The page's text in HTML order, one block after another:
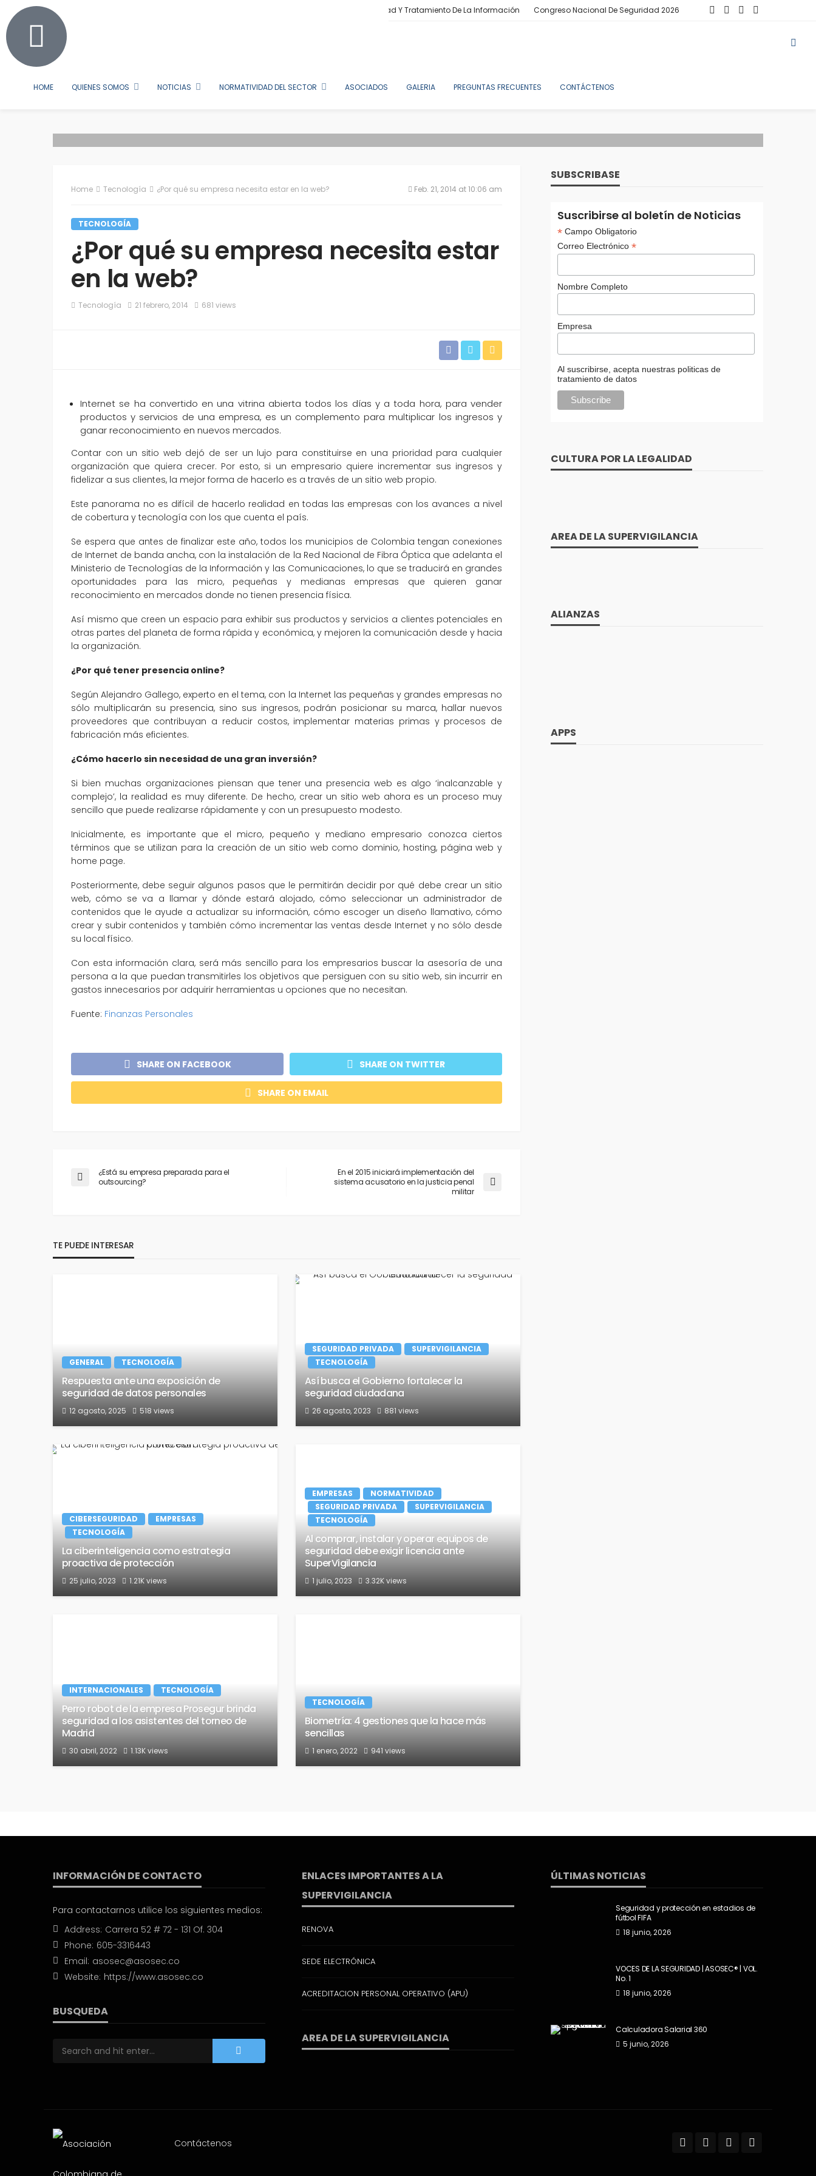
Políticas De Privacidad Y Tratamiento De La Información Congreso Nacional De Seguridad 2026
HOME QUIENES SOMOS NOTICIAS NORMATIVIDAD DEL SECTOR ASOCIADOS GALERIA PREGUNTAS FRECUENTES CONTÁCTENOS
Home Tecnología ¿Por qué su empresa necesita estar en la web? Feb. 21, 2014 at 10:06 am
TECNOLOGÍA
¿Por qué su empresa necesita estar
en la web?
Tecnología 21 febrero, 2014 681 views
Internet se ha convertido en una vitrina abierta todos los días y a toda hora, para vender
productos y servicios de una empresa, es un complemento para multiplicar los ingresos y
ganar reconocimiento en nuevos mercados.
Contar con un sitio web dejó de ser un lujo para constituirse en una prioridad para cualquier
organización que quiera crecer. Por esto, si un empresario quiere incrementar sus ingresos y
fidelizar a sus clientes, la mejor forma de hacerlo es a través de un sitio web propio.
Este panorama no es difícil de hacerlo realidad en todas las empresas con los avances a nivel
de cobertura y tecnología con los que cuenta el país.
Se espera que antes de finalizar este año, todos los municipios de Colombia tengan conexiones
de Internet de banda ancha, con la instalación de la Red Nacional de Fibra Óptica que adelanta el
Ministerio de Tecnologías de la Información y las Comunicaciones, lo que se traducirá en grandes
oportunidades para las micro, pequeñas y medianas empresas que quieren ganar
reconocimiento en mercados donde no tienen presencia física.
Así mismo que creen un espacio para exhibir sus productos y servicios a clientes potenciales en
otras partes del planeta de forma rápida y económica, y mejoren la comunicación desde y hacia
la organización.
¿Por qué tener presencia online?
Según Alejandro Gallego, experto en el tema, con la Internet las pequeñas y grandes empresas no
sólo multiplicarán su presencia, sino sus ingresos, podrán posicionar su marca, hallar nuevos
proveedores que contribuyan a reducir costos, implementar materias primas y procesos de
fabricación más eficientes.
¿Cómo hacerlo sin necesidad de una gran inversión?
Si bien muchas organizaciones piensan que tener una presencia web es algo ‘inalcanzable y
complejo’, la realidad es muy diferente. De hecho, crear un sitio web ahora es un proceso muy
sencillo que puede realizarse rápidamente y con un presupuesto modesto.
Inicialmente, es importante que el micro, pequeño y mediano empresario conozca ciertos
términos que se utilizan para la creación de un sitio web como dominio, hosting, página web y
home page.
Posteriormente, debe seguir algunos pasos que le permitirán decidir por qué debe crear un sitio
web, cómo se va a llamar y dónde estará alojado, cómo seleccionar un administrador de
contenidos que le ayude a actualizar su información, cómo escoger un diseño llamativo, cómo
crear y subir contenidos y también cómo incrementar las ventas desde Internet y no sólo desde
su local físico.
Con esta información clara, será más sencillo para los empresarios buscar la asesoría de una
persona a la que puedan transmitirles los objetivos que persiguen con su sitio web, sin incurrir en
gastos innecesarios por adquirir herramientas u opciones que no necesitan.
Fuente: Finanzas Personales
SHARE ON FACEBOOK SHARE ON TWITTER
SHARE ON EMAIL
¿Está su empresa preparada para el
outsourcing?
En el 2015 iniciará implementación del
sistema acusatorio en la justicia penal
militar
TE PUEDE INTERESAR
GENERAL TECNOLOGÍA
Respuesta ante una exposición de
seguridad de datos personales
12 agosto, 2025 518 views
SEGURIDAD PRIVADA
SUPERVIGILANCIA
TECNOLOGÍA
Así busca el Gobierno fortalecer la
seguridad ciudadana
26 agosto, 2023 881 views
CIBERSEGURIDAD
EMPRESAS
TECNOLOGÍA
La ciberinteligencia como estrategia
proactiva de protección
25 julio, 2023 1.21K views
EMPRESAS
NORMATIVIDAD
SEGURIDAD PRIVADA
SUPERVIGILANCIA
TECNOLOGÍA
Al comprar, instalar y operar equipos de
seguridad debe exigir licencia ante
SuperVigilancia
1 julio, 2023 3.32K views
INTERNACIONALES TECNOLOGÍA
Perro robot de la empresa Prosegur brinda
seguridad a los asistentes del torneo de
Madrid
30 abril, 2022 1.13K views
TECNOLOGÍA
Biometría: 4 gestiones que la hace más
sencillas
1 enero, 2022 941 views
SUBSCRIBASE
Suscribirse al boletín de Noticias
*Campo Obligatorio
Correo Electrónico *
Nombre Completo
Empresa
Al suscribirse, acepta nuestras politicas de
tratamiento de datos
CULTURA POR LA LEGALIDAD
AREA DE LA SUPERVIGILANCIA
ALIANZAS
APPS
INFORMACIÓN DE CONTACTO
Para contactarnos utilice los siguientes medios:
Address: Carrera 52 # 72 - 131 Of. 304
Phone: 605-3316443
Email: asosec@asosec.co
Website: https://www.asosec.co
BUSQUEDA
ENLACES IMPORTANTES A LA
SUPERVIGILANCIA
RENOVA
SEDE ELECTRÓNICA
ACREDITACION PERSONAL OPERATIVO (APU)
AREA DE LA SUPERVIGILANCIA
ÚLTIMAS NOTICIAS
Seguridad y protección en estadios de
fútbol FIFA
18 junio, 2026
VOCES DE LA SEGURIDAD | ASOSEC® | VOL.
No. 1
18 junio, 2026
Calculadora Salarial 360
5 junio, 2026
Contáctenos